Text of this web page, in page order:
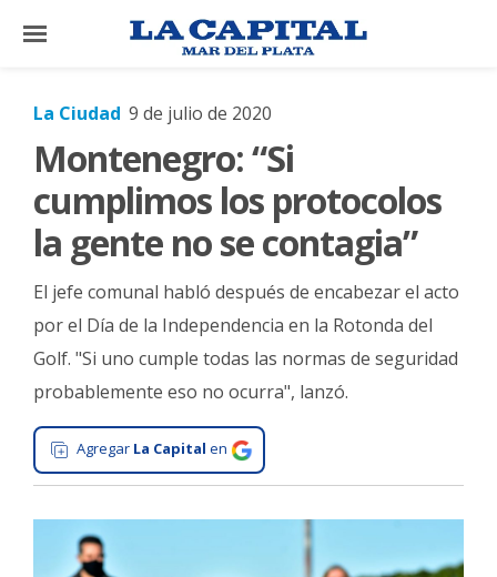
×
El
El
Mundo
La
Zona
Cultura
Tecnología
Gastronomía
Salud
General
La Ciudad 9 de julio de 2020
Montenegro: “Si
cumplimos los protocolos
la gente no se contagia”
El jefe comunal habló después de encabezar el acto
por el Día de la Independencia en la Rotonda del
Golf. "Si uno cumple todas las normas de seguridad
probablemente eso no ocurra", lanzó.
Agregar La Capital en